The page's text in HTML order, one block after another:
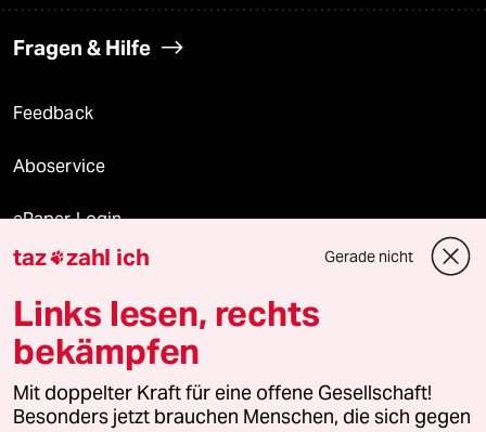
Fragen & Hilfe
Feedback
Aboservice
ePaper Login
Downloads für Abonnierende
© 2026 taz Verlags und Vertriebs GmbH
Alle Rechte vorbehalten. Bei rechtlichen Fragen oder für Genehmigungen
wenden Sie sich bitte an lizenzen@taz.de
taz zahl ich Gerade nicht
Links lesen, rechts
bekämpfen
Mit doppelter Kraft für eine offene Gesellschaft!
Besonders jetzt brauchen Menschen, die sich gegen